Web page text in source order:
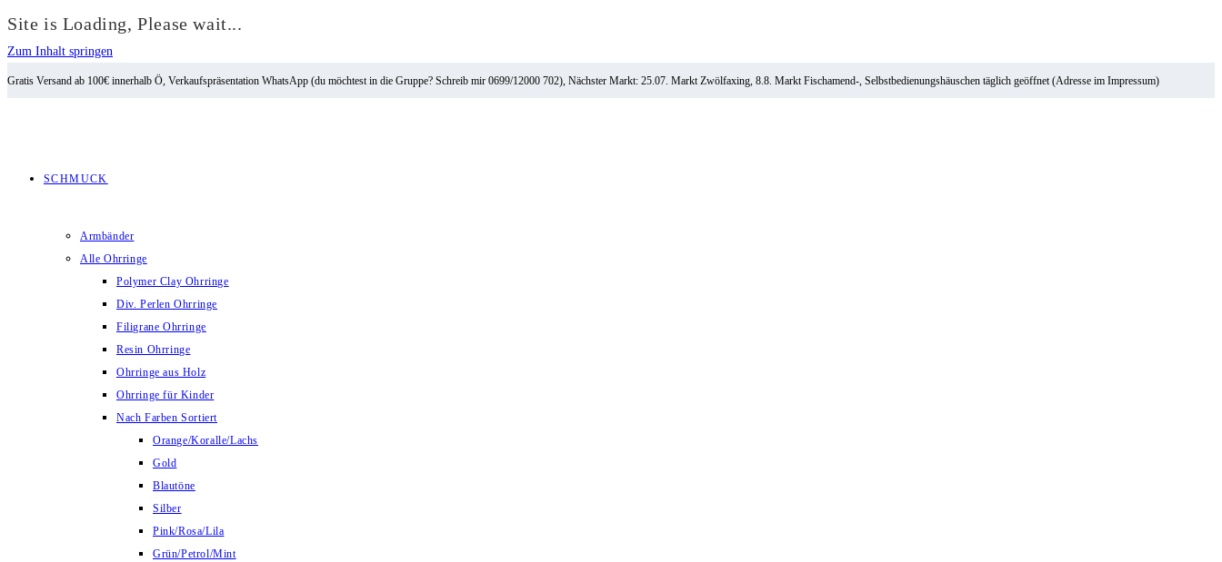
Site is Loading, Please wait...
Zum Inhalt springen
Gratis Versand ab 100€ innerhalb Ö, Verkaufspräsentation WhatsApp (du möchtest in die Gruppe? Schreib mir 0699/12000 702), Nächster Markt: 25.07. Markt Zwölfaxing, 8.8. Markt Fischamend-, Selbstbedienungshäuschen täglich geöffnet (Adresse im Impressum)
SCHMUCK
Armbänder
Alle Ohrringe
Polymer Clay Ohrringe
Div. Perlen Ohrringe
Filigrane Ohrringe
Resin Ohrringe
Ohrringe aus Holz
Ohrringe für Kinder
Nach Farben Sortiert
Orange/Koralle/Lachs
Gold
Blautöne
Silber
Pink/Rosa/Lila
Grün/Petrol/Mint